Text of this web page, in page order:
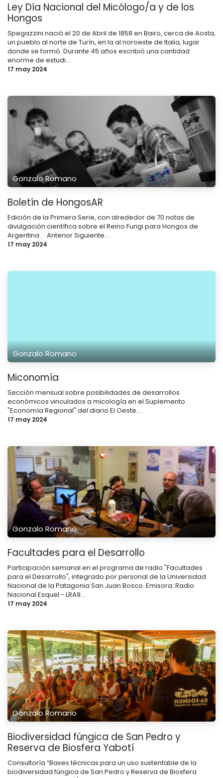
Ley Día Nacional del Micólogo/a y de los
Hongos
Spegazzini nació el 20 de Abril de 1858 en Bairo, cerca de Aosta,
un pueblo al norte de Turín, en la al noroeste de Italia, lugar
donde se formó. Durante 45 años escribió una cantidad
enorme de estudi...
17 may 2024
Gonzalo Romano
Boletín de HongosAR
Edición de la Primera Serie, con alrededor de 70 notas de
divulgación científica sobre el Reino Fungi para Hongos de
Argentina . ​ ​ Anterior Siguiente...
17 may 2024
Gonzalo Romano
Miconomía
Sección mensual sobre posibilidades de desarrollos
económicos vinculados a micología en el Suplemento
"Economía Regional" del diario El Oeste....
17 may 2024
Gonzalo Romano
Facultades para el Desarrollo
Participación semanal en el programa de radio "Facultades
para el Desarrollo", integrado por personal de la Universidad
Nacional de la Patagonia San Juan Bosco. Emisora: Radio
Nacional Esquel - LRA9...
17 may 2024
Gonzalo Romano
Biodiversidad fúngica de San Pedro y
Reserva de Biosfera Yabotí
Consultoría “Bases técnicas para un uso sustentable de la
biodiversidad fúngica de San Pedro y Reserva de Biosfera